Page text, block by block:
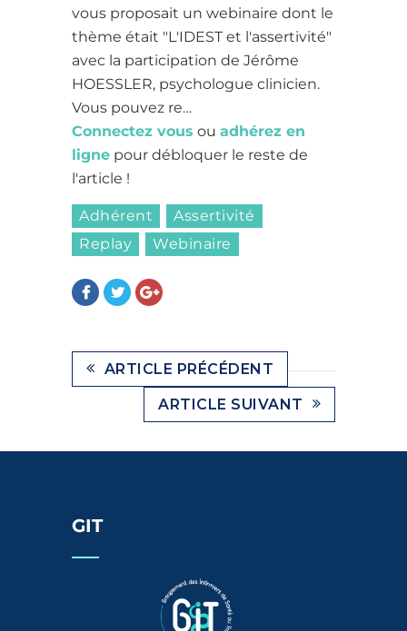
vous proposait un webinaire dont le
thème était "L'IDEST et l'assertivité"
avec la participation de Jérôme
HOESSLER, psychologue clinicien.
Vous pouvez re…
Connectez vous ou adhérez en
ligne pour débloquer le reste de
l'article !
Adhérent
Assertivité
Replay
Webinaire
ARTICLE PRÉCÉDENT
ARTICLE SUIVANT
GIT